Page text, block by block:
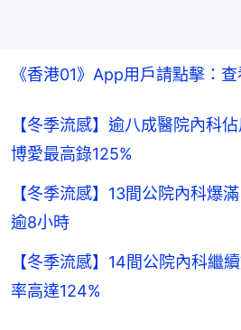
《香港01》App用戶請點擊：
【冬季流感】逾八成醫院內科
博愛最高錄125%
【冬季流感】13間公院內科爆
逾8小時
【冬季流感】14間公院內科繼
率高達124%